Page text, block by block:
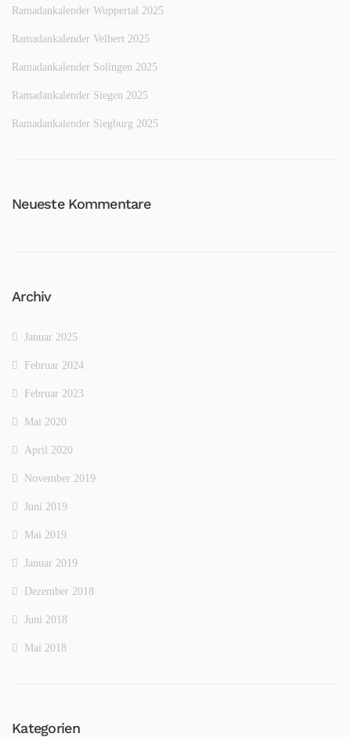
Ramadankalender Wuppertal 2025
Ramadankalender Velbert 2025
Ramadankalender Solingen 2025
Ramadankalender Siegen 2025
Ramadankalender Siegburg 2025
Neueste Kommentare
Archiv
Januar 2025
Februar 2024
Februar 2023
Mai 2020
April 2020
November 2019
Juni 2019
Mai 2019
Januar 2019
Dezember 2018
Juni 2018
Mai 2018
Kategorien